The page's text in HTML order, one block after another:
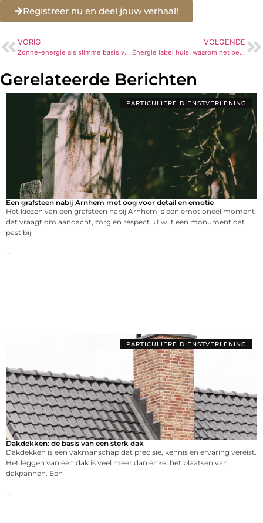
Registreer nu en deel jouw verhaal!
VORIG
Zonne-energie als slimme basis voor openbare verlichting
VOLGENDE
Energie label huis: waarom het belangrijker is dan ooit
Gerelateerde Berichten
PARTICULIERE DIENSTVERLENING
Een grafsteen nabij Arnhem met oog voor detail en emotie
Het kiezen van een grafsteen nabij Arnhem is een emotioneel moment
dat vraagt om aandacht, zorg en respect. U wilt een monument dat
past bij
PARTICULIERE DIENSTVERLENING
Dakdekken: de basis van een sterk dak
Dakdekken is een vakmanschap dat precisie, kennis en ervaring vereist.
Het leggen van een dak is veel meer dan enkel het plaatsen van
dakpannen. Een